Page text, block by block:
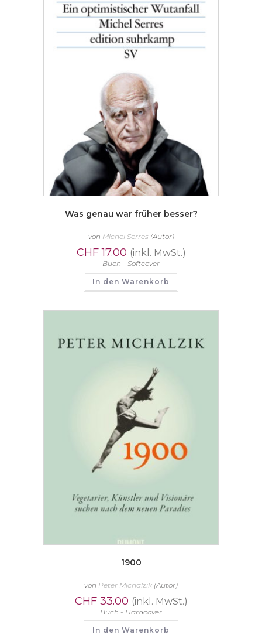
Was genau war früher besser?
von Michel Serres (Autor)
CHF17.00 (inkl. MwSt.)
Buch - Softcover
In den Warenkorb
1900
von Peter Michalzik (Autor)
CHF33.00 (inkl. MwSt.)
Buch - Hardcover
In den Warenkorb